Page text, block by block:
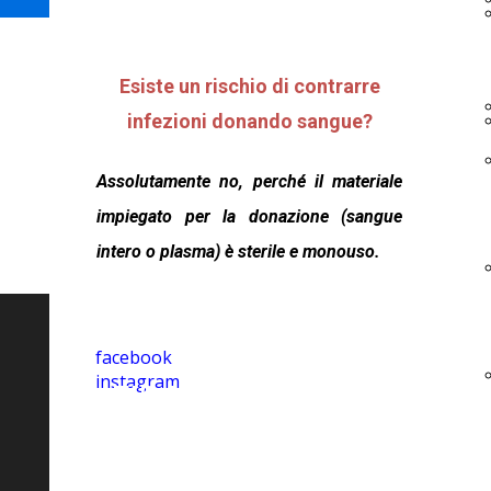
Esiste un rischio di contrarre
infezioni donando sangue?
Assolutamente no, perché il materiale
impiegato per la donazione (sangue
intero o plasma) è sterile e monouso.
facebook
instagram
FIDAS ATAN E.T.S-